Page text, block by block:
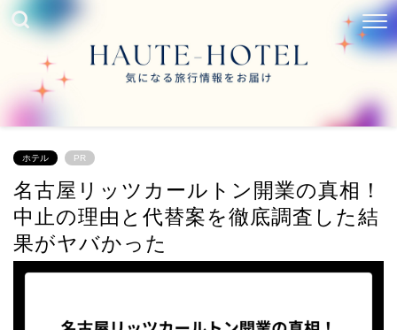
ホテル PR
名古屋リッツカールトン開業の真相！
中止の理由と代替案を徹底調査した結
果がヤバかった